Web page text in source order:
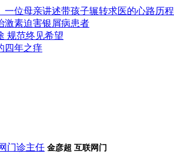
金彦超 互联网门